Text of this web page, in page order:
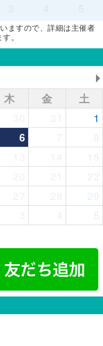
5
ますので、詳細は主催者
。
木 金
土
1
6
8
15
22
29
5